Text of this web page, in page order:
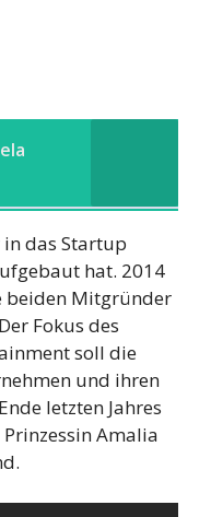
das Startup
hat. 2014
beiden Mitgründer
Fokus des
soll die
und ihren
letzten Jahres
Amalia